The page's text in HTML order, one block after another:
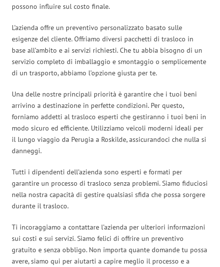
possono influire sul costo finale.
L’azienda offre un preventivo personalizzato basato sulle
esigenze del cliente. Offriamo diversi pacchetti di trasloco in
base all’ambito e ai servizi richiesti. Che tu abbia bisogno di un
servizio completo di imballaggio e smontaggio o semplicemente
di un trasporto, abbiamo l’opzione giusta per te.
Una delle nostre principali priorità è garantire che i tuoi beni
arrivino a destinazione in perfette condizioni. Per questo,
forniamo addetti al trasloco esperti che gestiranno i tuoi beni in
modo sicuro ed efficiente. Utilizziamo veicoli moderni ideali per
il lungo viaggio da Perugia a Roskilde, assicurandoci che nulla si
danneggi.
Tutti i dipendenti dell’azienda sono esperti e formati per
garantire un processo di trasloco senza problemi. Siamo fiduciosi
nella nostra capacità di gestire qualsiasi sfida che possa sorgere
durante il trasloco.
Ti incoraggiamo a contattare l’azienda per ulteriori informazioni
sui costi e sui servizi. Siamo felici di offrire un preventivo
gratuito e senza obbligo. Non importa quante domande tu possa
avere, siamo qui per aiutarti a capire meglio il processo e a